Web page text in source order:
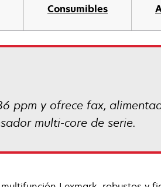
Consumibles
ppm y ofrece fax,
multi-core de serie.